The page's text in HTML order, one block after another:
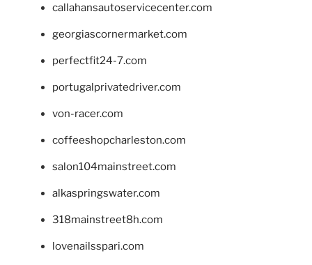
callahansautoservicecenter.com
georgiascornermarket.com
perfectfit24-7.com
portugalprivatedriver.com
von-racer.com
coffeeshopcharleston.com
salon104mainstreet.com
alkaspringswater.com
318mainstreet8h.com
lovenailsspari.com